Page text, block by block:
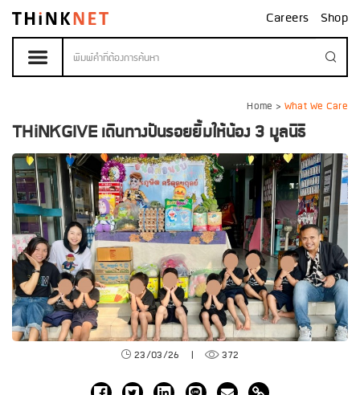
Careers Shop
Home > What We Care
THiNKGIVE เดินทางปันรอยยิ้มให้น้อง 3 มูลนิธิ
23/03/26 | 372